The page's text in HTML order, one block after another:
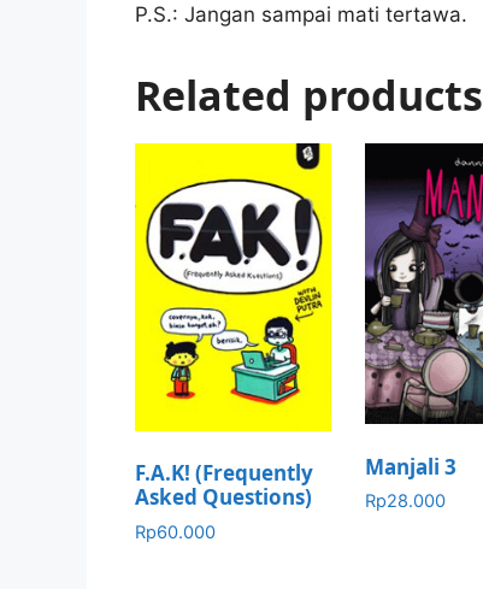
P.S.: Jangan sampai mati tertawa.
Related products
F.A.K! (Frequently
Asked Questions)
Rp60.000
Manjali 3
Rp28.000